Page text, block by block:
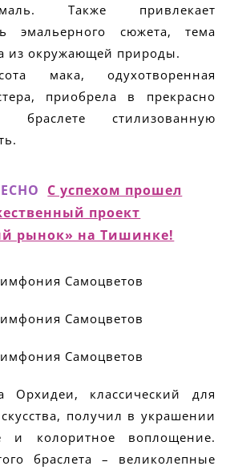
Также привлекает
эмальерного сюжета, тема
из окружающей природы.
мака, одухотворенная
приобрела в прекрасно
браслете стилизованную
С успехом прошел
проект
рынок» на Тишинке!
Орхидеи, классический для
получил в украшении
и колоритное воплощение.
браслета – великолепные